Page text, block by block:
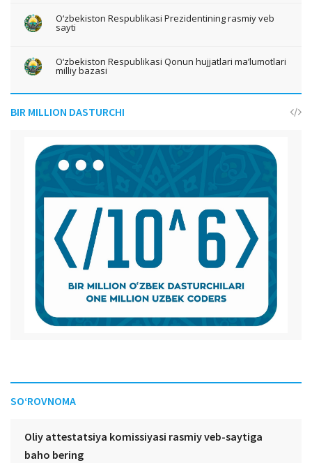
O‘zbekiston Respublikasi Prezidentining rasmiy veb
sayti
O‘zbekiston Respublikasi Qonun hujjatlari ma’lumotlari
milliy bazasi
BIR MILLION DASTURCHI
SO‘ROVNOMA
Oliy attestatsiya komissiyasi rasmiy veb-saytiga
baho bering